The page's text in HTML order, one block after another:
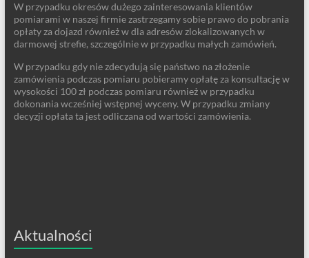
W przypadku okresów dużego zainteresowania klientów
pomiarami w naszej firmie zastrzegamy sobie prawo do pobrania
opłaty za dojazd również w dla adresów zlokalizowanych w
darmowej strefie, szczególnie w przypadku małych zamówień.
W przypadku gdy nie zdecydują się państwo na złożenie
zamówienia podczas pomiaru pobieramy opłatę za konsultację w
wysokości 100 zł podczas pomiaru również w przypadku
dokonania wcześniej wstępnej wyceny. W przypadku zmiany
decyzji opłata ta jest odliczana od wartości zamówienia.
Aktualności